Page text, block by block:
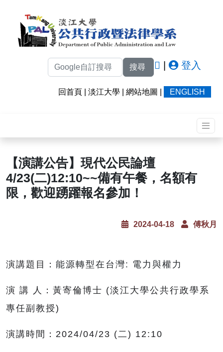
搜尋 登入
回首頁 淡江大學 網站地圖 ENGLISH
【演講公告】現代公民論壇
4/23(二)12:10~~備有午餐，名額有
限，歡迎踴躍報名參加！
2024-04-18 傅秋月
演講題目： 能源轉型在台灣: 電力與權力
演 講 人：黃寄倫博士 (淡江大學公共行政學系
專任副教授)
演講時間： 2024/04/23 ( 二) 12:10